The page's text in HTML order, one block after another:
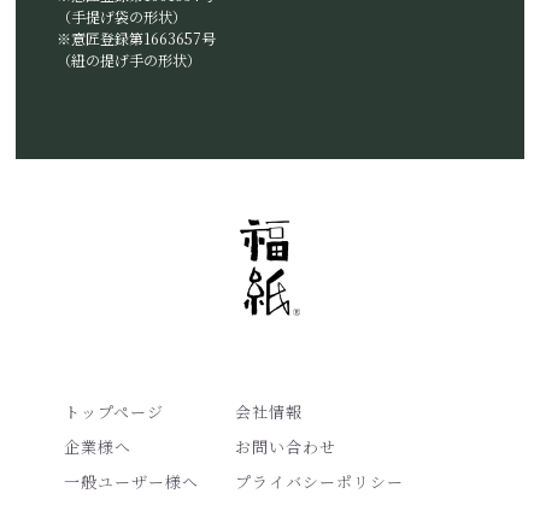
トップページ
企業様へ
一般ユーザー様へ
会社情報
お問い合わせ
プライバシーポリシー
（手提げ袋の形状）
※意匠登録第1663657号
（紐の提げ手の形状）